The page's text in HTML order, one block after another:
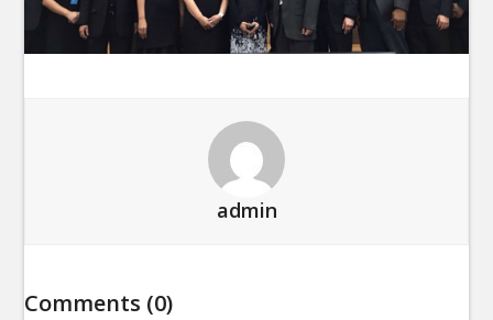
admin
Comments (0)